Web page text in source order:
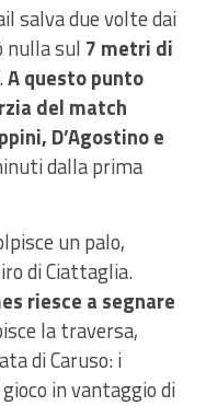
salva due volte dai
nulla sul 7 metri di
.A questo punto
del match
D’Agostino e
dalla prima
un palo,
di Ciattaglia.
riesce a segnare
la traversa,
di Caruso: i
in vantaggio di